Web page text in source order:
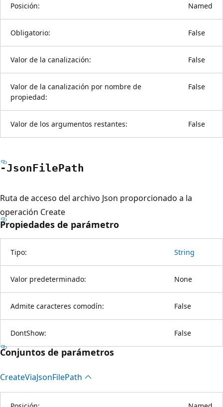
Posición: Named
Obligatorio: False
Valor de la canalización: False
Valor de la canalización por nombre de
propiedad:
False
Valor de los argumentos restantes: False
-JsonFilePath
Ruta de acceso del archivo Json proporcionado a la
operación Create
Propiedades de parámetro
Tipo: String
Valor predeterminado: None
Admite caracteres comodín: False
DontShow: False
Conjuntos de parámetros
CreateViaJsonFilePath